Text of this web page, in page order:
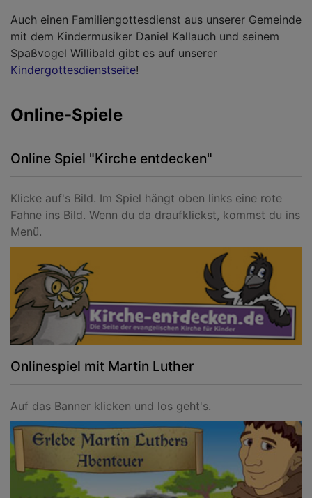
Auch einen Familiengottesdienst aus unserer Gemeinde
mit dem Kindermusiker Daniel Kallauch und seinem
Spaßvogel Willibald gibt es auf unserer
Kindergottesdienstseite!
Online-Spiele
Online Spiel "Kirche entdecken"
Klicke auf's Bild. Im Spiel hängt oben links eine rote
Fahne ins Bild. Wenn du da draufklickst, kommst du ins
Menü.
Onlinespiel mit Martin Luther
Auf das Banner klicken und los geht's.